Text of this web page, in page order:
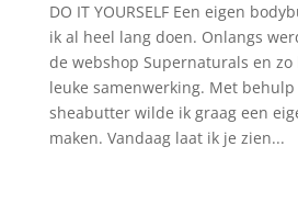
DO IT YOURSELF Een eigen
ik al heel lang doen. Onlangs
de webshop Supernaturals en zo
leuke samenwerking. Met
sheabutter wilde ik graag een
maken. Vandaag laat ik je zien...